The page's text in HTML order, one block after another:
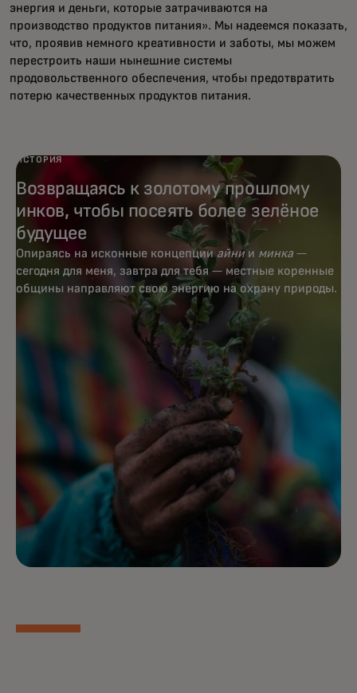
энергия и деньги, которые затрачиваются на
производство продуктов питания». Мы надеемся показать,
что, проявив немного креативности и заботы, мы можем
перестроить наши нынешние системы
продовольственного обеспечения, чтобы предотвратить
потерю качественных продуктов питания.
ИСТОРИЯ
Возвращаясь к золотому прошлому
инков, чтобы посеять более зелёное
будущее
Опираясь на исконные концепции айнии минка —
сегодня для меня, завтра для тебя — местные коренные
общины направляют свою энергию на охрану природы.